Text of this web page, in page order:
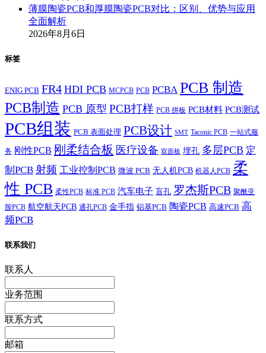
薄膜陶瓷PCB和厚膜陶瓷PCB对比：区别、优势与应用
全面解析
2026年8月6日
标签
ENIG PCB FR4 HDI PCB MCPCB PCB PCBA PCB 制造
PCB制造 PCB 原型 PCB打样 PCB 拼板 PCB材料 PCB测试
PCB组装 PCB 表面处理 PCB设计 SMT Taconic PCB 一站式服
务 刚性PCB 刚柔结合板 医疗设备 双面板 埋孔 多层PCB 定
制PCB 射频 工业控制PCB 微波 PCB 无人机PCB 机器人PCB 柔
性 PCB 柔性PCB 标准 PCB 汽车电子 盲孔 罗杰斯PCB 聚酰亚
胺PCB 航空航天PCB 通孔PCB 金手指 铝基PCB 陶瓷PCB 高速PCB 高
频PCB
联系我们
联系人
业务范围
联系方式
邮箱